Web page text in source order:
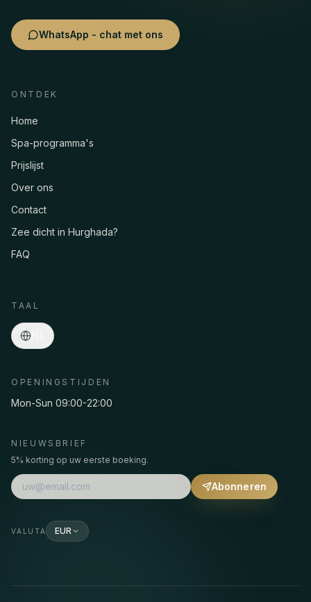
WhatsApp - chat met ons
ONTDEK
Home
Spa-programma's
Prijslijst
Over ons
Contact
Zee dicht in Hurghada?
FAQ
TAAL
OPENINGSTIJDEN
Mon-Sun 09:00-22:00
NIEUWSBRIEF
5% korting op uw eerste boeking.
Abonneren
VALUTA EUR